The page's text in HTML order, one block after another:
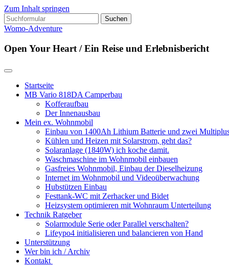
Zum Inhalt springen
Suchen
nach:
Womo-Adventure
Open Your Heart / Ein Reise und Erlebnisbericht
Startseite
MB Vario 818DA Camperbau
Kofferaufbau
Der Innenausbau
Mein ex. Wohnmobil
Einbau von 1400Ah Lithium Batterie und zwei
Kühlen und Heizen mit Solarstrom, geht das?
Solaranlage (1840W) ich koche damit.
Waschmaschine im Wohnmobil einbauen
Gasfreies Wohnmobil, Einbau der Dieselheizung
Internet im Wohnmobil und Videoüberwachung
Hubstützen Einbau
Festtank-WC mit Zerhacker und Bidet
Heizsystem optimieren mit Wohnraum Unterteilung
Technik Ratgeber
Solarmodule Serie oder Parallel verschalten?
Lifeypo4 initialisieren und balancieren von Hand
Unterstützung
Wer bin ich / Archiv
Kontakt